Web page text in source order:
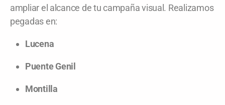
ampliar el alcance de tu campaña visual. Realizamos
pegadas en:
Lucena
Puente Genil
Montilla